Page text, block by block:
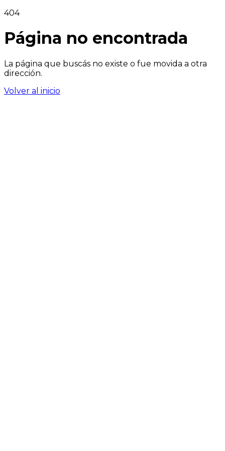
404
Página no encontrada
La página que buscás no existe o fue movida a otra
dirección.
Volver al inicio